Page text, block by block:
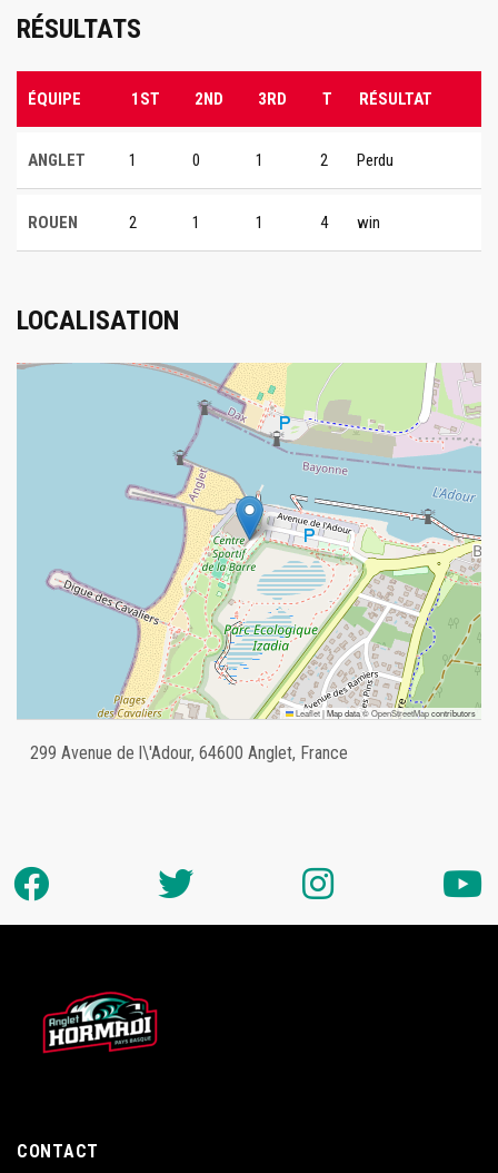
RÉSULTATS
ÉQUIPE 1ST 2ND 3RD T RÉSULTAT
ANGLET 1 0 1 2 Perdu
ROUEN 2 1 1 4 win
LOCALISATION
Leaflet|Map data ©OpenStreetMapcontributors
299 Avenue de l\'Adour, 64600 Anglet, France
CONTACT